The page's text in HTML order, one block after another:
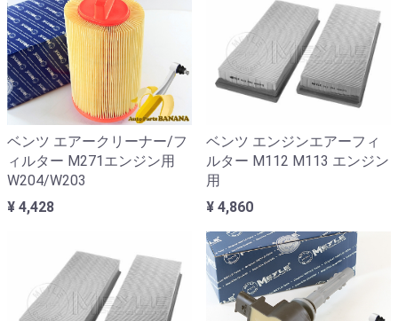
ベンツ エアークリーナー/フ
ィルター M271エンジン用
W204/W203
¥ 4,428
ベンツ エンジンエアーフィ
ルター M112 M113 エンジン
用
¥ 4,860